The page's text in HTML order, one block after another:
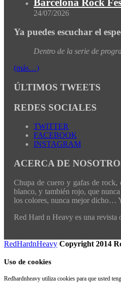
24/07/2026
Ya puedes escuchar el
Dentro de la serie de
(más…)
ÚLTIMOS TWEETS
REDES SOCIALES
TWITTER
FACEBOOK
INSTAGRAM
ACERCA DE
Chupa de cuero y gafas de rock,
blanco, y también rojo, que
los colores, nunca mejor dicho…
Red Hard n Heavy es una revista
RedHardnHeavy Copyright 2014
Uso de cookies
Redhardnheavy utiliza cookies para que usted